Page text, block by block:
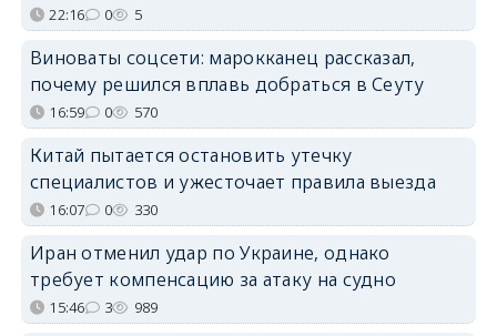
22:16 0 5
Виноваты соцсети: марокканец рассказал,
почему решился вплавь добраться в Сеуту
16:59 0 570
Китай пытается остановить утечку
специалистов и ужесточает правила выезда
16:07 0 330
Иран отменил удар по Украине, однако
требует компенсацию за атаку на судно
15:46 3 989